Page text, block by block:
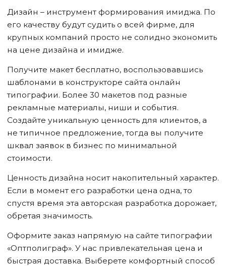
Дизайн – инструмент формирования имиджа. По
его качеству будут судить о всей фирме, для
крупных компаний просто не солидно экономить
на цене дизайна и имидже.
Получите макет бесплатно, воспользовавшись
шаблонами в конструкторе сайта онлайн
типографии. Более 30 макетов под разные
рекламные материалы, ниши и события.
Создайте уникальную ценность для клиентов, а
не типичное предложение, тогда вы получите
шквал заявок в бизнес по минимальной
стоимости.
Ценность дизайна носит накопительный характер.
Если в момент его разработки цена одна, то
спустя время эта авторская разработка дорожает,
обретая значимость.
Оформите заказ напрямую на сайте типографии
«Оптполиграф». У нас привлекательная цена и
быстрая доставка. Выберете комфортный способ